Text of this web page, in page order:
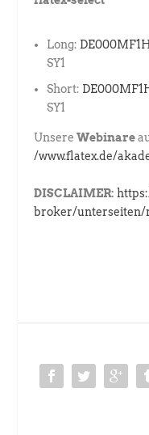
Long:
SY1
Short:
SY1
UnsereWebinare
/www.flatex.de/
DISCLAIMER:
broker/